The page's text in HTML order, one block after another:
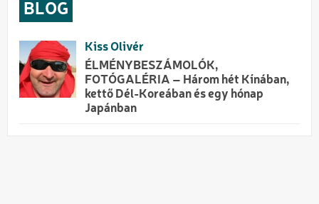
BLOG
Kiss Olivér
ÉLMÉNYBESZÁMOLÓK,
FOTÓGALÉRIA – Három hét Kínában,
kettő Dél-Koreában és egy hónap
Japánban